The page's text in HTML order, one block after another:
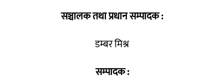
सञ्चालक तथा प्रधान सम्पादक :
डम्बर मिश्र
सम्पादक :